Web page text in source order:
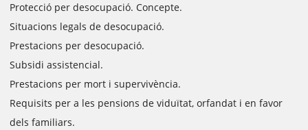
Protecció per desocupació. Concepte.
Situacions legals de desocupació.
Prestacions per desocupació.
Subsidi assistencial.
Prestacions per mort i supervivència.
Requisits per a les pensions de viduïtat, orfandat i en favor
dels familiars.